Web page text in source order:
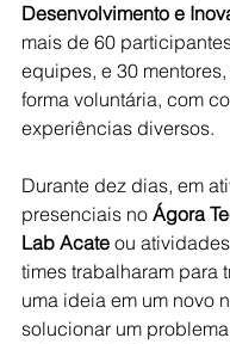
Desenvolvimento e
mais de 60
equipes, e 30
forma voluntária, com
experiências diversos.
Durante dez dias, em
presenciais no Ágora
Lab Acate ou
times trabalharam para
uma ideia em um novo
solucionar um